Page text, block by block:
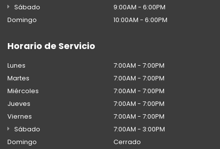
Sábado
9:00AM - 6:00PM
Domingo
10:00AM - 6:00PM
Horario de Servicio
Lunes
7:00AM - 7:00PM
Martes
7:00AM - 7:00PM
Miércoles
7:00AM - 7:00PM
Jueves
7:00AM - 7:00PM
Viernes
7:00AM - 7:00PM
Sábado
7:00AM - 3:00PM
Domingo
Cerrado